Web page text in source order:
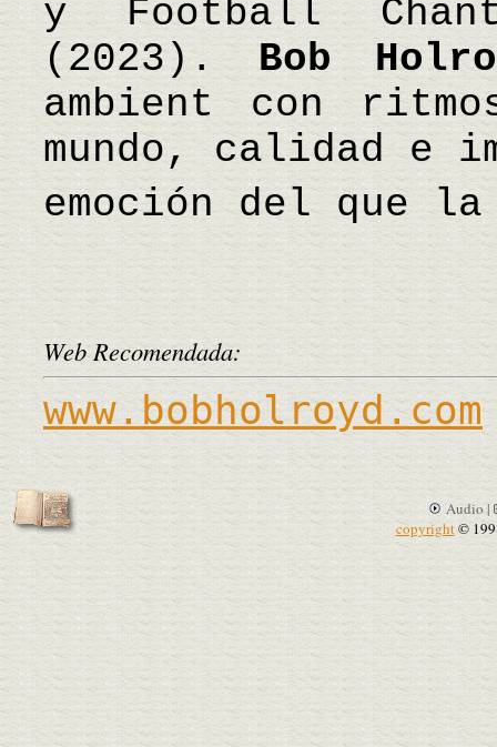
y Football
(2023).Bob
ambient con
mundo, calidad e
emoción del que
Web Recomendada:
www.bobholroyd.com
Audio |
copyright©